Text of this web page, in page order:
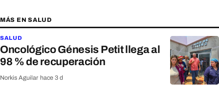
MÁS EN SALUD
SALUD
Oncológico Génesis Petit llega al
98 % de recuperación
Norkis Aguilar hace 3 d